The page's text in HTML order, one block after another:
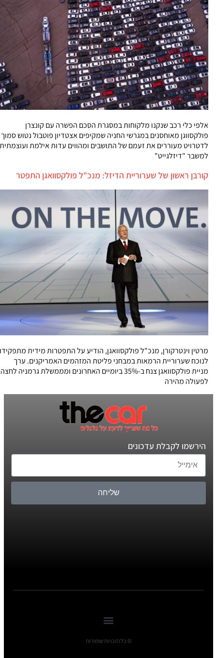
אלפי כלי רכב שנקנו מלקוחות במסגרת הסכם הפשרה עם קונצרן
פולקסווגן מאוחסנים במגרשי החניה שמקיפים אצטדיון פוטבול נטוש סמוך
לדטרויט מעוררים את זעמם של התושבים ומהווים עדות אילמת ועוצמתית
למשבר "דיזלגייט"
קורבן ראשון של שערוריית הדיזל: מנכ"ל פולקסוואגן התפטר
מרטין וינטרקורן, מנכ"ל פולקסוואגן, הודיע על התפטרות מידית מתפקידו
לנוכח שערוריית הרמאות במבחני פליטת המזהמים האמריקנים. ערך
מניית פולקסוואגן צנח ב-35% ביומיים האחרונים ומממשלת גרמניה לחצה
לפעולה מהירה
הירשמו לקבלת עדכונים
שליחה
© כל הזכויות שומורות